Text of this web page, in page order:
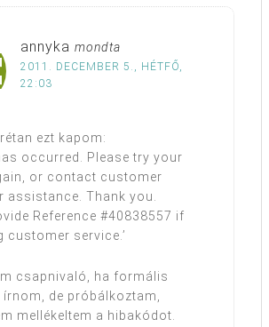
annyka mondta
2011. DECEMBER 5., HÉTFŐ,
22:03
ezt kapom:
occurred. Please try your
or contact customer
assistance. Thank you.
Reference #40838557 if
customer service.’
csapnivaló, ha formális
írnom, de próbálkoztam,
mellékeltem a hibakódot.